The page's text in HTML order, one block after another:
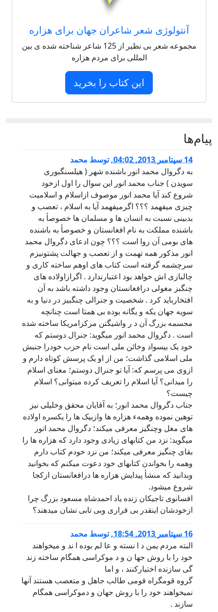
آنتولوژی شعر شاعران جهان برای هزاره
مجموعه شعر بی نظیر از 125 شاعر شناخته شده ی بین
المللی برای مردم هزاره
این کتاب را بخرید
پيام‌ها
14 سپتامبر 2013, 04:02 ,توسط محمد
به دگروال محمد انور باشنده شهر ( هیلسنگبوری
سویدن ) جناب محمد انور این سوال را اول ازخود
شروع کند آیا محمد انور موصوف ازاسلام و اسلامیت
چیزی میفهمد ؟؟؟ اگرمیفهمد آیا به اسلام ، تعصب و
بدبینی نسبت به انسان ها و مسلمان ها خصوصأ به
باشنده مملکت به نام افغانستان و خصوصأ به باشنده
های بومی آن روا است ؟؟؟ چون ادعای دگروال محمد
انور مذکور همه تهمت و از تعصب و جهالت پشتونیزم
سرچشمه گرفته است کتاب های اوهم ساخته کاری و
چالبازی اش خواهد بود اعتبارندارد . اگرازاولاده های
چنگبز مغولی درافغانستان وجود داشته باشد به آن
افتخارباید کرد . شخصیت و جنرالی چنگبیز در دنیا و به
سویه جهان یکه و یگانه بوده بی همتا است چنانچه
مجسمه بزرگ آن د ر واشیگتن مرکزامریکا ساخته شده
است . دگروال محمد انور میگوید: جنرال دوستم که
خود یک بیسواد وخائن ملی است نام حزب خودرا جنبش
ملی اسلامی گذاشت؛ من از او یک پرسش کوتاه دارم و
ازوی می پرسم که: آیا تو جنرال دوستم؛ معنای اسلام
را میدانی؟ آیا اسلام را تعریف کرده میتوانی؟ اسلام
چیست؟
جناب دگروال محمد انور؛ به آقایان محقق وخلیلی نیز
توهین نموده وهمهء هزاره ها وازبیک ها را یکسره اولاده
های مغل وچنگیز معرفی میکند؛ دگروال محمد انور
میگوید: نزد من کتابهای زیادی وجود دارد که هزاره ها را
بقای چنگیز معرفی میکند؛ من نزد خودم کتاب دارم
وهمه را بخواندن کتابهای خود دعوت میکنم که بخوانید
وبدانید که منشأ پیدایش هزاره ها درافغانستان ازکجا
شروع میشود.
افسانوی تاجیکان زنده یاد احمدشاه مسعود بزرگ چرا
ازخودشان اینقدر بی قراری وبی تابی نشان میدهند؟
16 سپتامبر 2013, 18:54 ,توسط محمد
البته مردم یمن د ا نسته و عا لم بوده ا ند و میخواهند
خود را با روش جها ن و د موکراسی همگام ساخته زند
گی سازنده اختیارکنند ، و اما
گروه قومگراه قومی طالب جاهل و متعصب هستند آنها
نمیخواهند خود را با روش جهان و دموکراسی همگام
سازند .